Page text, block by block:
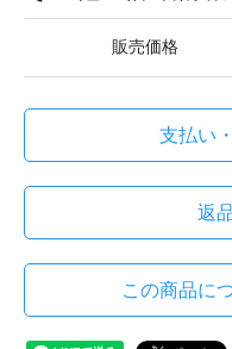
販売価格
支払い
返
この商品に